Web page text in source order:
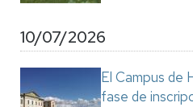
10/07/2026
El Campus de
fase de